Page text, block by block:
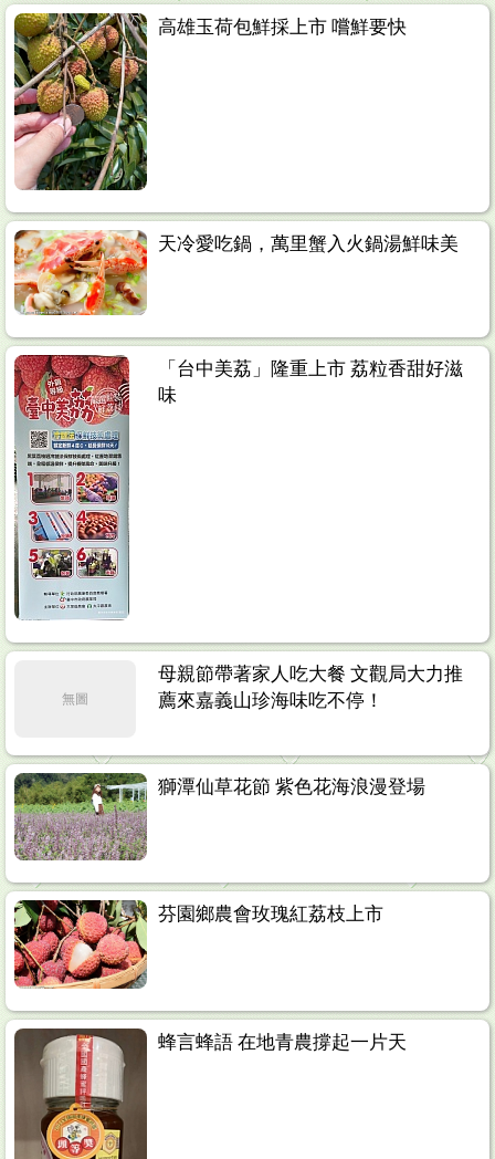
高雄玉荷包鮮採上市 嚐鮮要快
天冷愛吃鍋，萬里蟹入火鍋湯鮮味美
「台中美荔」隆重上市 荔粒香甜好滋
味
無圖
母親節帶著家人吃大餐 文觀局大力推
薦來嘉義山珍海味吃不停！
獅潭仙草花節 紫色花海浪漫登場
芬園鄉農會玫瑰紅荔枝上市
蜂言蜂語 在地青農撐起一片天